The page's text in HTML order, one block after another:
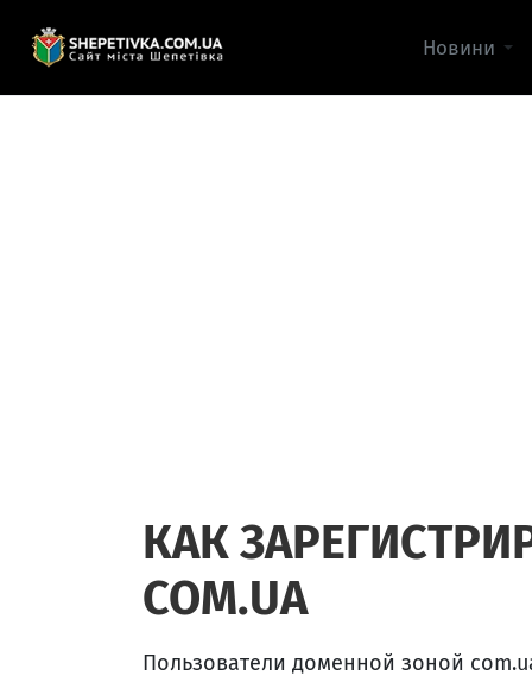
Новини
КАК
COM.UA
Пользователи доменной зоной